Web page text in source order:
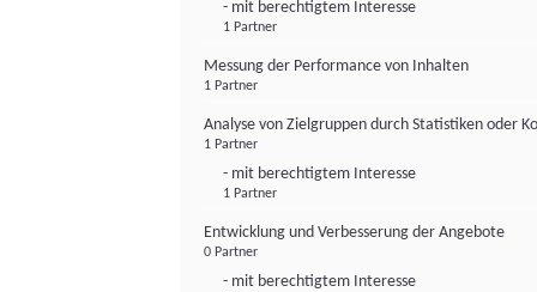
- mit berechtigtem Interesse
1 Partner
Messung der Performance von Inhalten
1 Partner
Analyse von Zielgruppen durch Statistiken oder
1 Partner
- mit berechtigtem Interesse
1 Partner
Entwicklung und Verbesserung der Angebote
0 Partner
- mit berechtigtem Interesse